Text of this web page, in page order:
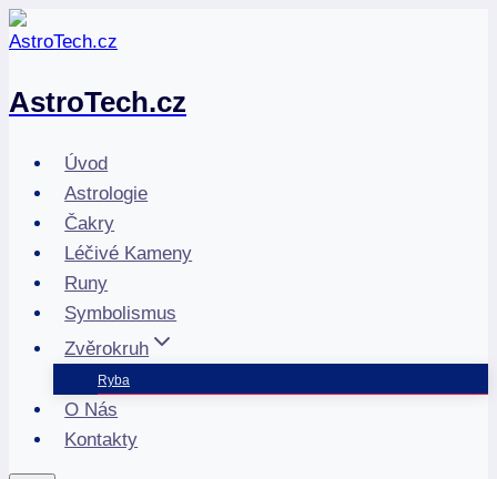
Přeskočit
na
AstroTech.cz
Úvod
Astrologie
Čakry
Léčivé Kameny
Runy
Symbolismus
Zvěrokruh
Ryba
O Nás
Kontakty